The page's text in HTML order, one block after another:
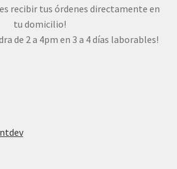
recibir tus órdenes directamente en
tu domicilio!
de 2 a 4pm en 3 a 4 días laborables!